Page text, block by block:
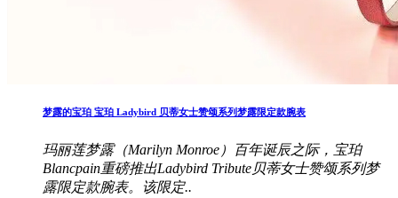
梦露的宝珀 宝珀 Ladybird 贝蒂女士赞颂系列梦露限定款腕表
玛丽莲梦露（Marilyn Monroe）百年诞辰之际，宝珀
Blancpain重磅推出Ladybird Tribute贝蒂女士赞颂系列梦
露限定款腕表。该限定..